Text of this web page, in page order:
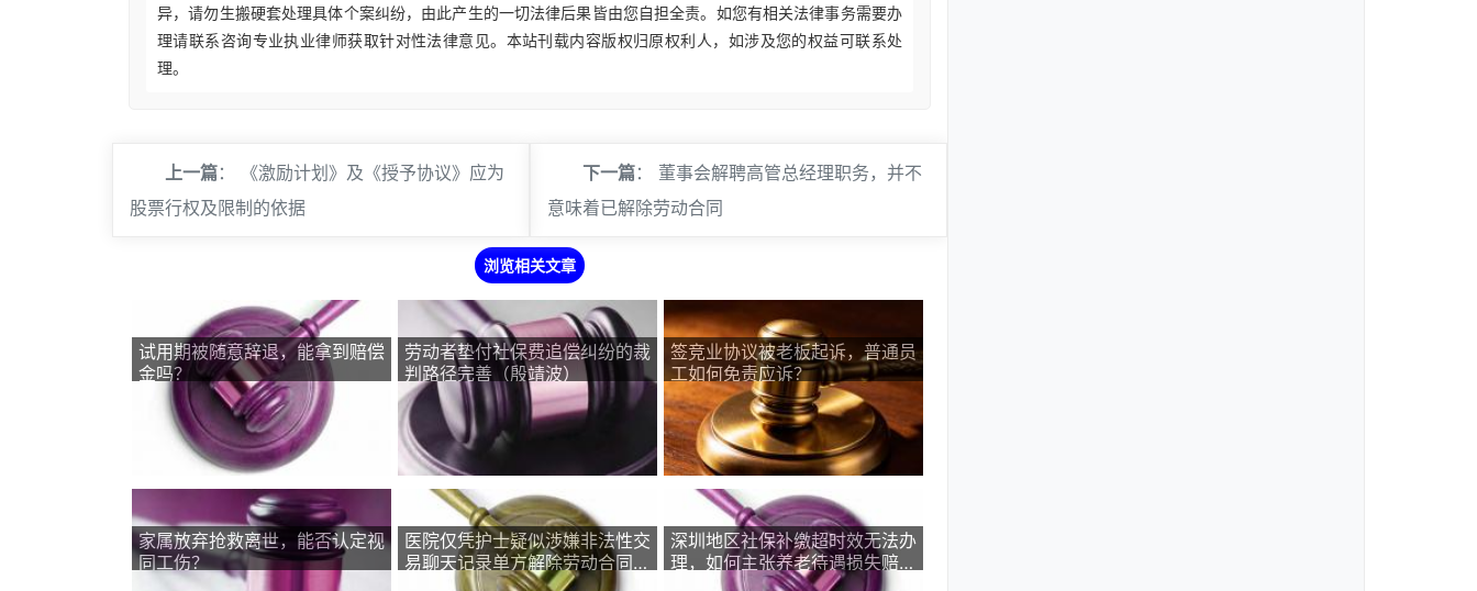
异，请勿生搬硬套处理具体个案纠纷，由此产生的一切法律后果皆由您自担全责。如您有相关法律事务需要办
理请联系咨询专业执业律师获取针对性法律意见。本站刊载内容版权归原权利人，如涉及您的权益可联系处
理。
上一篇：
《激励计划》及《授予协议》应为
股票行权及限制的依据
下一篇： 董事会解聘高管总经理职务，并不
意味着已解除劳动合同
浏览相关文章
试用期被随意辞退，能拿到赔偿
金吗？
劳动者垫付社保费追偿纠纷的裁
判路径完善（殷靖波）
签竞业协议被老板起诉，普通员
工如何免责应诉？
家属放弃抢救离世，能否认定视
同工伤？
医院仅凭护士疑似涉嫌非法性交
易聊天记录单方解除劳动合同不
深圳地区社保补缴超时效无法办
理，如何主张养老待遇损失赔